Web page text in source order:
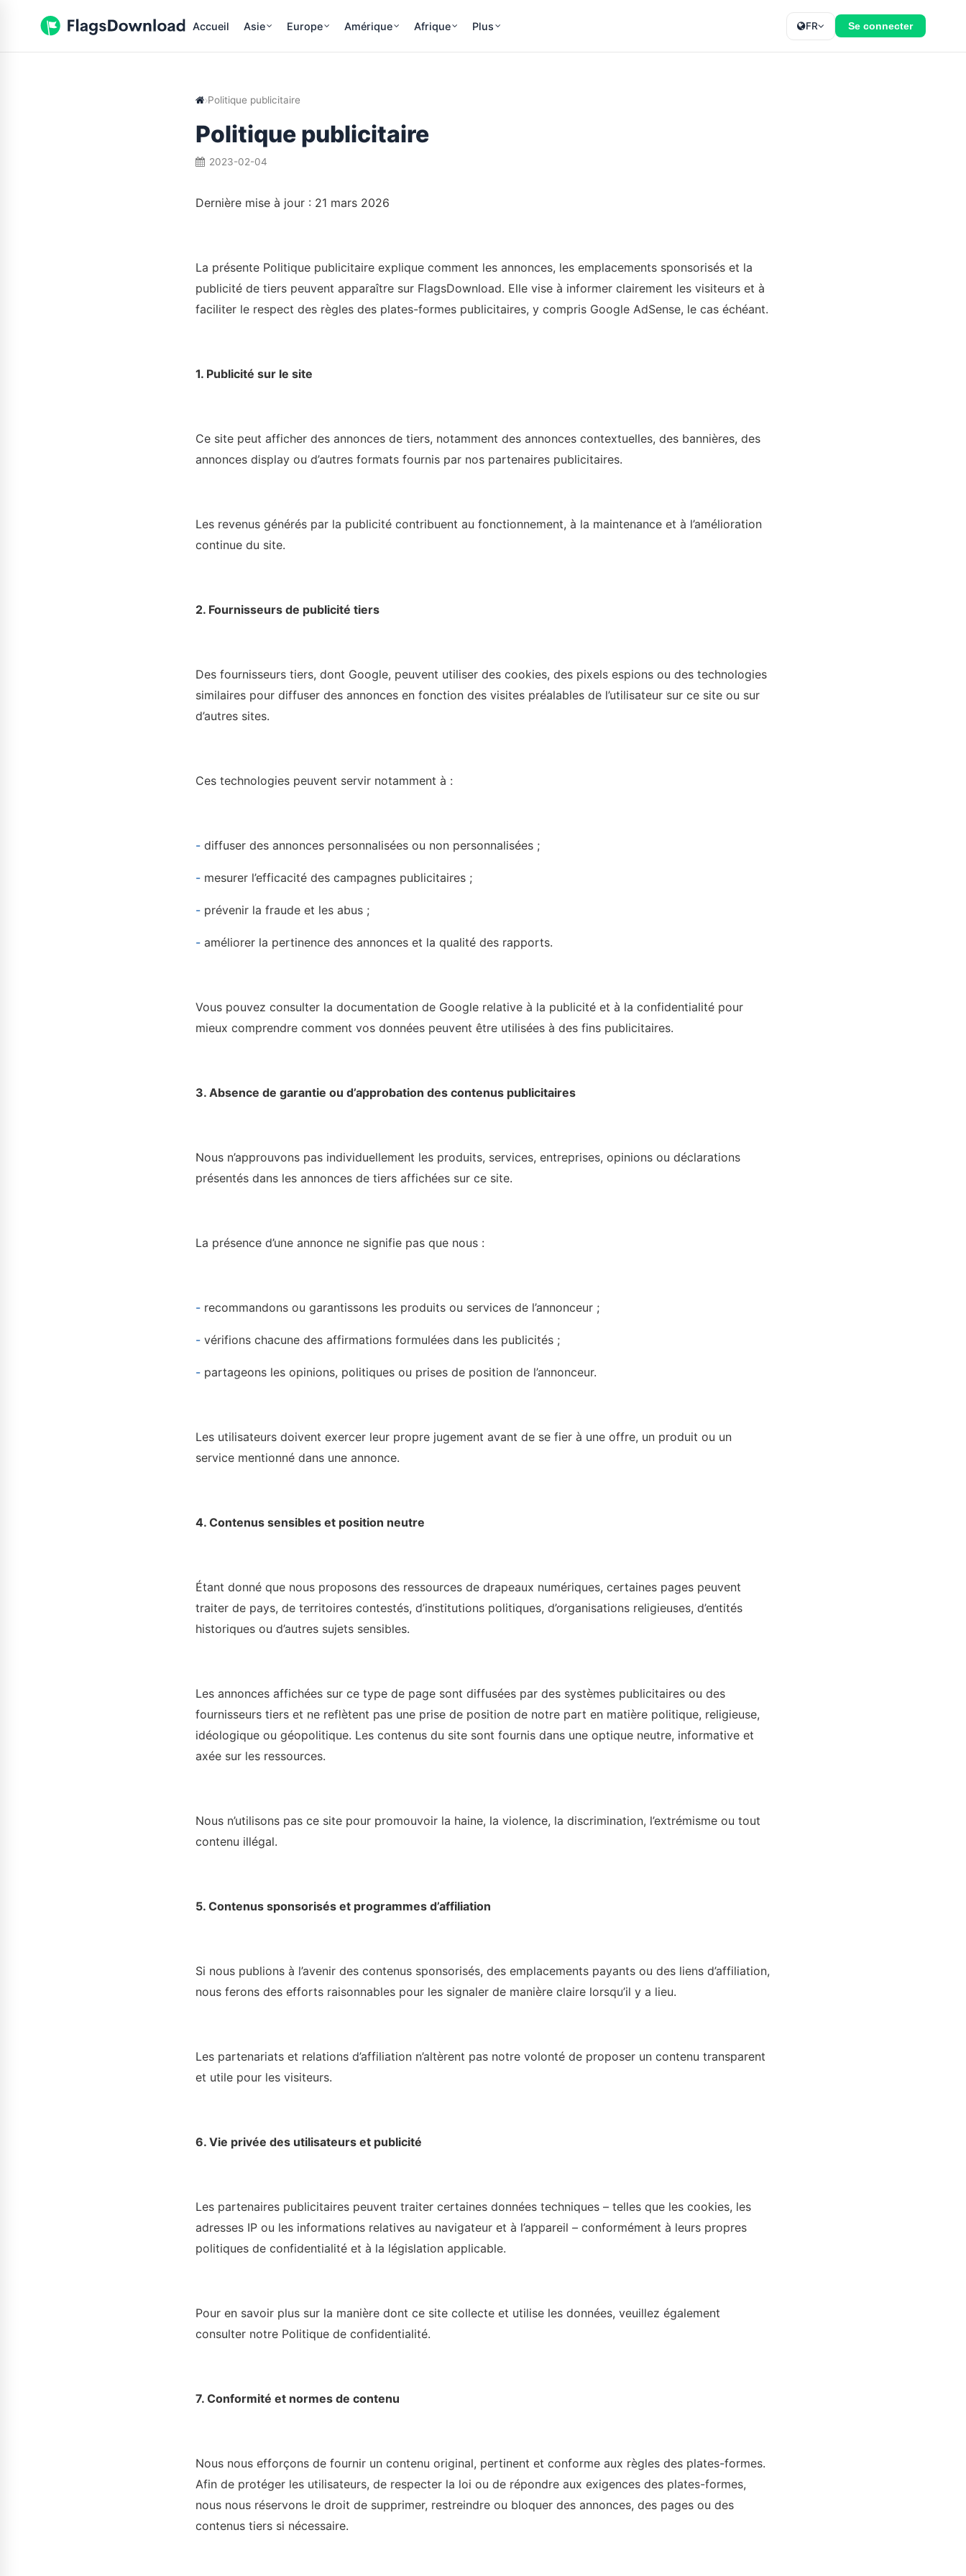
Accueil Asie Europe Amérique Afrique Plus FR Se connecter
Politique publicitaire
Politique publicitaire
2023-02-04
Dernière mise à jour : 21 mars 2026
La présente Politique publicitaire explique comment les annonces, les emplacements sponsorisés et la
publicité de tiers peuvent apparaître sur FlagsDownload. Elle vise à informer clairement les visiteurs et à
faciliter le respect des règles des plates-formes publicitaires, y compris Google AdSense, le cas échéant.
1. Publicité sur le site
Ce site peut afficher des annonces de tiers, notamment des annonces contextuelles, des bannières, des
annonces display ou d’autres formats fournis par nos partenaires publicitaires.
Les revenus générés par la publicité contribuent au fonctionnement, à la maintenance et à l’amélioration
continue du site.
2. Fournisseurs de publicité tiers
Des fournisseurs tiers, dont Google, peuvent utiliser des cookies, des pixels espions ou des technologies
similaires pour diffuser des annonces en fonction des visites préalables de l’utilisateur sur ce site ou sur
d’autres sites.
Ces technologies peuvent servir notamment à :
- diffuser des annonces personnalisées ou non personnalisées ;
- mesurer l’efficacité des campagnes publicitaires ;
- prévenir la fraude et les abus ;
- améliorer la pertinence des annonces et la qualité des rapports.
Vous pouvez consulter la documentation de Google relative à la publicité et à la confidentialité pour
mieux comprendre comment vos données peuvent être utilisées à des fins publicitaires.
3. Absence de garantie ou d’approbation des contenus publicitaires
Nous n’approuvons pas individuellement les produits, services, entreprises, opinions ou déclarations
présentés dans les annonces de tiers affichées sur ce site.
La présence d’une annonce ne signifie pas que nous :
- recommandons ou garantissons les produits ou services de l’annonceur ;
- vérifions chacune des affirmations formulées dans les publicités ;
- partageons les opinions, politiques ou prises de position de l’annonceur.
Les utilisateurs doivent exercer leur propre jugement avant de se fier à une offre, un produit ou un
service mentionné dans une annonce.
4. Contenus sensibles et position neutre
Étant donné que nous proposons des ressources de drapeaux numériques, certaines pages peuvent
traiter de pays, de territoires contestés, d’institutions politiques, d’organisations religieuses, d’entités
historiques ou d’autres sujets sensibles.
Les annonces affichées sur ce type de page sont diffusées par des systèmes publicitaires ou des
fournisseurs tiers et ne reflètent pas une prise de position de notre part en matière politique, religieuse,
idéologique ou géopolitique. Les contenus du site sont fournis dans une optique neutre, informative et
axée sur les ressources.
Nous n’utilisons pas ce site pour promouvoir la haine, la violence, la discrimination, l’extrémisme ou tout
contenu illégal.
5. Contenus sponsorisés et programmes d’affiliation
Si nous publions à l’avenir des contenus sponsorisés, des emplacements payants ou des liens d’affiliation,
nous ferons des efforts raisonnables pour les signaler de manière claire lorsqu’il y a lieu.
Les partenariats et relations d’affiliation n’altèrent pas notre volonté de proposer un contenu transparent
et utile pour les visiteurs.
6. Vie privée des utilisateurs et publicité
Les partenaires publicitaires peuvent traiter certaines données techniques – telles que les cookies, les
adresses IP ou les informations relatives au navigateur et à l’appareil – conformément à leurs propres
politiques de confidentialité et à la législation applicable.
Pour en savoir plus sur la manière dont ce site collecte et utilise les données, veuillez également
consulter notre Politique de confidentialité.
7. Conformité et normes de contenu
Nous nous efforçons de fournir un contenu original, pertinent et conforme aux règles des plates-formes.
Afin de protéger les utilisateurs, de respecter la loi ou de répondre aux exigences des plates-formes,
nous nous réservons le droit de supprimer, restreindre ou bloquer des annonces, des pages ou des
contenus tiers si nécessaire.